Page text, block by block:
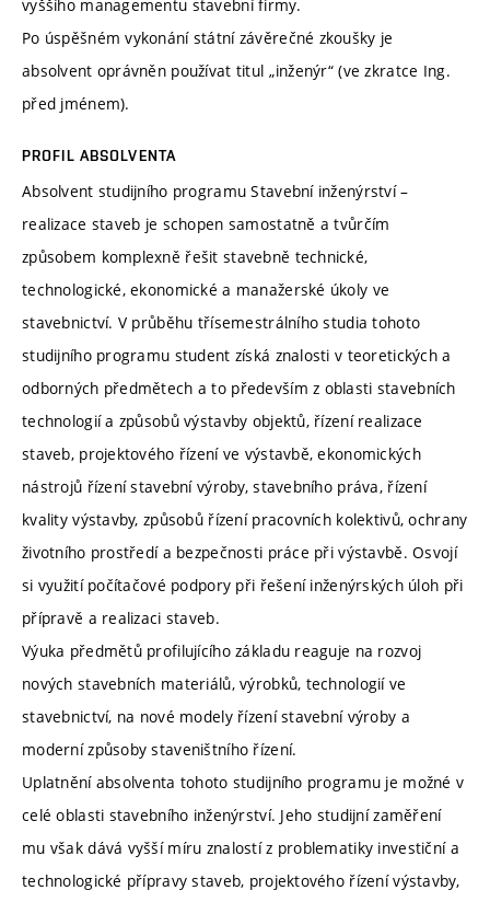
vyššího managementu stavební firmy.
Po úspěšném vykonání státní závěrečné zkoušky je
absolvent oprávněn používat titul „inženýr“ (ve zkratce Ing.
před jménem).
PROFIL ABSOLVENTA
Absolvent studijního programu Stavební inženýrství –
realizace staveb je schopen samostatně a tvůrčím
způsobem komplexně řešit stavebně technické,
technologické, ekonomické a manažerské úkoly ve
stavebnictví. V průběhu třísemestrálního studia tohoto
studijního programu student získá znalosti v teoretických a
odborných předmětech a to především z oblasti stavebních
technologií a způsobů výstavby objektů, řízení realizace
staveb, projektového řízení ve výstavbě, ekonomických
nástrojů řízení stavební výroby, stavebního práva, řízení
kvality výstavby, způsobů řízení pracovních kolektivů, ochrany
životního prostředí a bezpečnosti práce při výstavbě. Osvojí
si využití počítačové podpory při řešení inženýrských úloh při
přípravě a realizaci staveb.
Výuka předmětů profilujícího základu reaguje na rozvoj
nových stavebních materiálů, výrobků, technologií ve
stavebnictví, na nové modely řízení stavební výroby a
moderní způsoby staveništního řízení.
Uplatnění absolventa tohoto studijního programu je možné v
celé oblasti stavebního inženýrství. Jeho studijní zaměření
mu však dává vyšší míru znalostí z problematiky investiční a
technologické přípravy staveb, projektového řízení výstavby,